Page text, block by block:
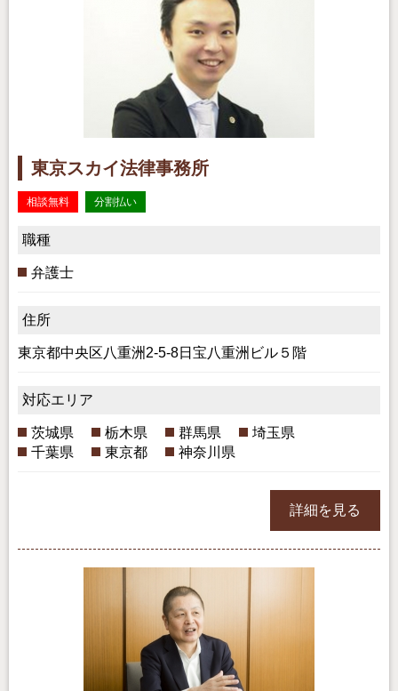
東京スカイ法律事務所
相談無料 分割払い
職種
弁護士
住所
東京都中央区八重洲2-5-8日宝八重洲ビル５階
対応エリア
茨城県 栃木県 群馬県
埼玉県
千葉県
東京都 神奈川県
詳細を見る